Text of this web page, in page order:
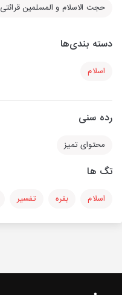
حجت الاسلام و المسلمین قرائتی
دسته بندی‌ها
اسلام
رده سنی
محتوای تمیز
تگ ها
اسلام بقره تفسیر